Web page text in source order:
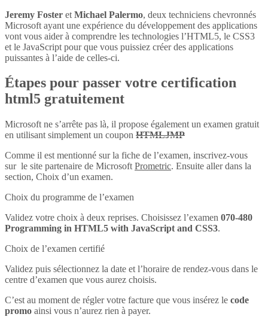
Jeremy Foster et Michael Palermo, deux techniciens chevronnés
Microsoft ayant une expérience du développement des applications
vont vous aider à comprendre les technologies l’HTML5, le CSS3
et le JavaScript pour que vous puissiez créer des applications
puissantes à l’aide de celles-ci.
Étapes pour passer votre certification
html5 gratuitement
Microsoft ne s’arrête pas là, il propose également un examen gratuit
en utilisant simplement un coupon HTMLJMP
Comme il est mentionné sur la fiche de l’examen, inscrivez-vous
sur le site partenaire de Microsoft Prometric. Ensuite aller dans la
section, Choix d’un examen.
Choix du programme de l’examen
Validez votre choix à deux reprises. Choisissez l’examen 070-480
Programming in HTML5 with JavaScript and CSS3.
Choix de l’examen certifié
Validez puis sélectionnez la date et l’horaire de rendez-vous dans le
centre d’examen que vous aurez choisis.
C’est au moment de régler votre facture que vous insérez le code
promo ainsi vous n’aurez rien à payer.